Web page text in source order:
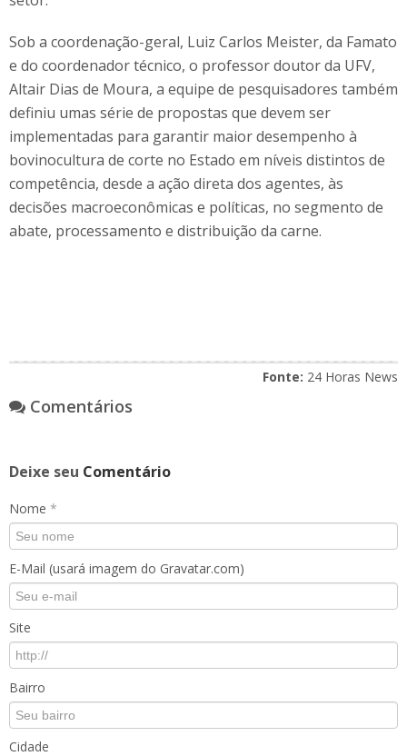
Sob a coordenação-geral, Luiz Carlos Meister, da Famato
e do coordenador técnico, o professor doutor da UFV,
Altair Dias de Moura, a equipe de pesquisadores também
definiu umas série de propostas que devem ser
implementadas para garantir maior desempenho à
bovinocultura de corte no Estado em níveis distintos de
competência, desde a ação direta dos agentes, às
decisões macroeconômicas e políticas, no segmento de
abate, processamento e distribuição da carne.
Fonte: 24 Horas News
Comentários
Deixe seu Comentário
Nome *
E-Mail (usará imagem do Gravatar.com)
Site
Bairro
Cidade